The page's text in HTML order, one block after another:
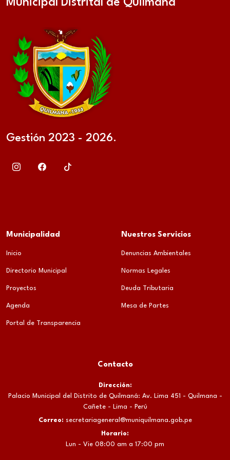
Municipal Distrital de Quilmaná
Gestión 2023 - 2026.
Municipalidad
Inicio
Directorio Municipal
Proyectos
Agenda
Portal de Transparencia
Nuestros Servicios
Denuncias Ambientales
Normas Legales
Deuda Tributaria
Mesa de Partes
Contacto
Dirección:
Palacio Municipal del Distrito de Quilmaná: Av. Lima 451 - Quilmana -
Cañete - Lima - Perú
Correo: secretariageneral@muniquilmana.gob.pe
Horario:
Lun - Vie 08:00 am a 17:00 pm